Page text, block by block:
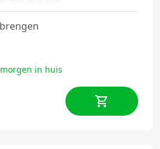
in huis